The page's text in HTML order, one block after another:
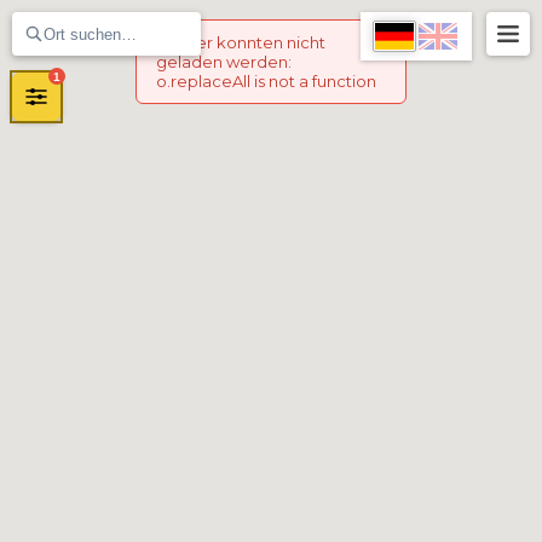
Marker konnten nicht
geladen werden:
o.replaceAll is not a function
1